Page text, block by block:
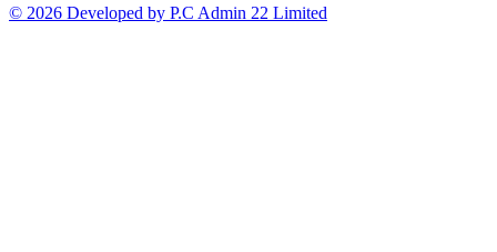
© 2026 Developed by P.C Admin 22 Limited